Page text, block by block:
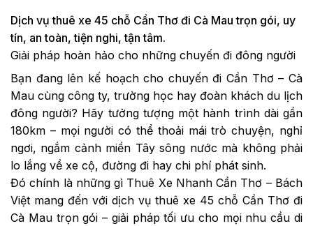
Dịch vụ thuê xe 45 chỗ Cần Thơ đi Cà Mau trọn gói, uy
tín, an toàn, tiện nghi, tận tâm.
Giải pháp hoàn hảo cho những chuyến đi đông người
Bạn đang lên kế hoạch cho chuyến đi Cần Thơ – Cà
Mau cùng công ty, trường học hay đoàn khách du lịch
đông người? Hãy tưởng tượng một hành trình dài gần
180km – mọi người có thể thoải mái trò chuyện, nghỉ
ngơi, ngắm cảnh miền Tây sông nước mà không phải
lo lắng về xe cộ, đường đi hay chi phí phát sinh.
Đó chính là những gì Thuê Xe Nhanh Cần Thơ – Bách
Việt mang đến với dịch vụ thuê xe 45 chỗ Cần Thơ đi
Cà Mau trọn gói – giải pháp tối ưu cho mọi nhu cầu di